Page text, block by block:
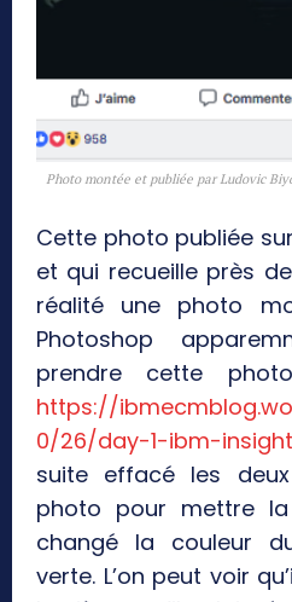
Photo montée et publiée par Ludovic
Cette photo publiée
et qui recueille près
réalité une photo
Photoshop
prendre cette
https://
0/26/day-1-ibm-
suite effacé les
photo pour mettre
changé la couleur
verte. L’on peut voir